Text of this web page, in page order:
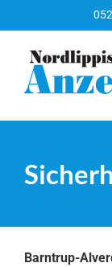
Inhalt
springen
Barntrup-